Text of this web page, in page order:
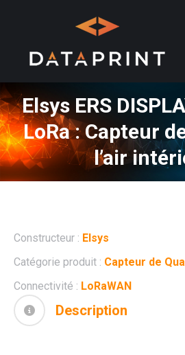
Elsys ERS
LoRa : Capteur
l’air
Constructeur : Elsys
Catégorie produit : Capteur de
Connectivité : LoRaWAN
Description